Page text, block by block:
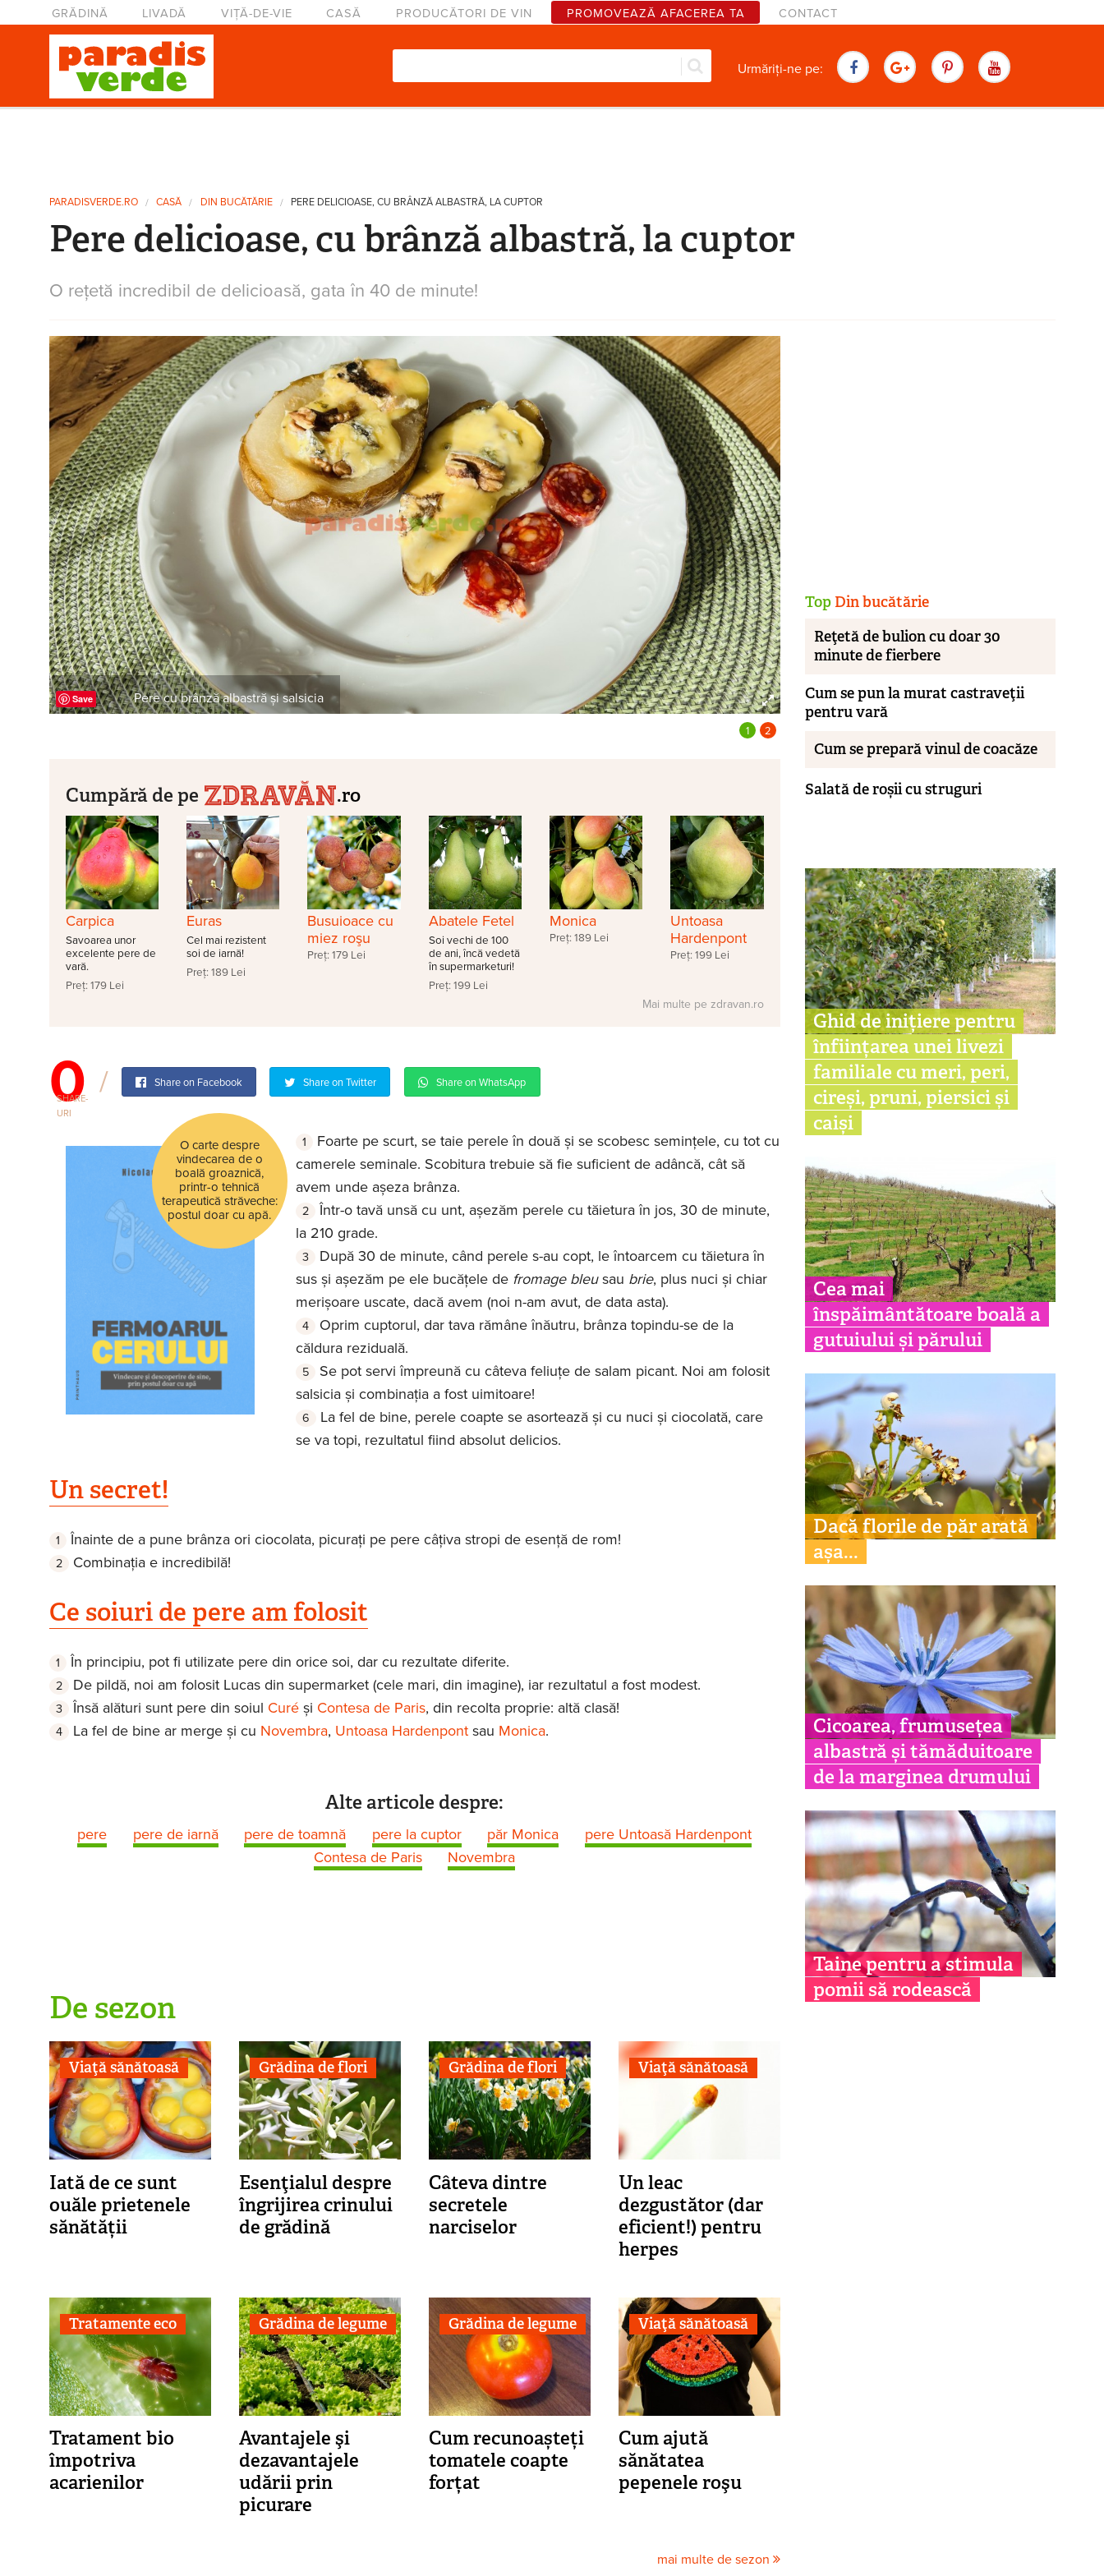
Mergi la conţinutul principal
Meniu principal
GRĂDINĂ LIVADĂ VIȚĂ-DE-VIE CASĂ PRODUCĂTORI DE VIN PROMOVEAZĂ AFACEREA TA CONTACT
Formular de căutare Urmăriți-ne pe:
Eşti aici
PARADISVERDE.RO CASĂ DIN BUCĂTĂRIE PERE DELICIOASE, CU BRÂNZĂ ALBASTRĂ, LA CUPTOR
Pere delicioase, cu brânză albastră, la cuptor
O rețetă incredibil de delicioasă, gata în 40 de minute!
Save Pere cu brânză albastră și salsicia
Cumpără de pe .ro
Carpica
Savoarea unor
excelente pere de
vară.
Preț: 179 Lei
Euras
Cel mai rezistent
soi de iarnă!
Preț: 189 Lei
Busuioace cu
miez roşu
Preț: 179 Lei
Abatele Fetel
Soi vechi de 100
de ani, încă vedetă
în supermarketuri!
Preț: 199 Lei
Monica
Preț: 189 Lei
Untoasa
Hardenpont
Preț: 199 Lei
Mai multe pe zdravan.ro
0
SHARE-
URI
Share on Facebook Share on Twitter Share on WhatsApp
O carte despre
vindecarea de o
boală groaznică,
printr-o tehnică
terapeutică străveche:
postul doar cu apă.
Foarte pe scurt, se taie perele în două și se scobesc semințele, cu tot cu
camerele seminale. Scobitura trebuie să fie suficient de adâncă, cât să
avem unde așeza brânza.
Într-o tavă unsă cu unt, așezăm perele cu tăietura în jos, 30 de minute,
la 210 grade.
După 30 de minute, când perele s-au copt, le întoarcem cu tăietura în
sus și așezăm pe ele bucățele de fromage bleusau brie, plus nuci și chiar
merișoare uscate, dacă avem (noi n-am avut, de data asta).
Oprim cuptorul, dar tava rămâne înăutru, brânza topindu-se de la
căldura reziduală.
Se pot servi împreună cu câteva feliuțe de salam picant. Noi am folosit
salsicia și combinația a fost uimitoare!
La fel de bine, perele coapte se asortează și cu nuci și ciocolată, care
se va topi, rezultatul fiind absolut delicios.
Un secret!
Înainte de a pune brânza ori ciocolata, picurați pe pere câțiva stropi de esență de rom!
Combinația e incredibilă!
Ce soiuri de pere am folosit
În principiu, pot fi utilizate pere din orice soi, dar cu rezultate diferite.
De pildă, noi am folosit Lucas din supermarket (cele mari, din imagine), iar rezultatul a fost modest.
Însă alături sunt pere din soiul Curéși Contesa de Paris, din recolta proprie: altă clasă!
La fel de bine ar merge și cu Novembra, Untoasa Hardenpontsau Monica.
Alte articole despre:
pere pere de iarnă pere de toamnă pere la cuptor păr Monica
pere Untoasă Hardenpont
Contesa de Paris
Novembra
De sezon
Viaţă sănătoasă
Iată de ce sunt
ouăle prietenele
sănătății
Grădina de flori
Esenţialul despre
îngrijirea crinului
de grădină
Grădina de flori
Câteva dintre
secretele
narciselor
Viaţă sănătoasă
Un leac
dezgustător (dar
eficient!) pentru
herpes
Tratamente eco
Tratament bio
împotriva
acarienilor
Grădina de legume
Avantajele şi
dezavantajele
udării prin
picurare
Grădina de legume
Cum recunoașteți
tomatele coapte
forțat
Viaţă sănătoasă
Cum ajută
sănătatea
pepenele roşu
mai multe de sezon
TopDin bucătărie
Reţetă de bulion cu doar 30
minute de fierbere
Cum se pun la murat castraveţii
pentru vară
Cum se prepară vinul de coacăze
Salată de roșii cu struguri
Ghid de inițiere pentru
înființarea unei livezi
familiale cu meri, peri,
cireși, pruni, piersici și
caiși
Cea mai
înspăimântătoare boală a
gutuiului și părului
Dacă florile de păr arată
așa...
Cicoarea, frumusețea
albastră și tămăduitoare
de la marginea drumului
Taine pentru a stimula
pomii să rodească